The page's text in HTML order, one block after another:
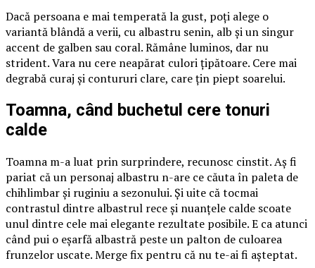
Dacă persoana e mai temperată la gust, poți alege o
variantă blândă a verii, cu albastru senin, alb și un singur
accent de galben sau coral. Rămâne luminos, dar nu
strident. Vara nu cere neapărat culori țipătoare. Cere mai
degrabă curaj și contururi clare, care țin piept soarelui.
Toamna, când buchetul cere tonuri
calde
Toamna m-a luat prin surprindere, recunosc cinstit. Aș fi
pariat că un personaj albastru n-are ce căuta în paleta de
chihlimbar și ruginiu a sezonului. Și uite că tocmai
contrastul dintre albastrul rece și nuanțele calde scoate
unul dintre cele mai elegante rezultate posibile. E ca atunci
când pui o eșarfă albastră peste un palton de culoarea
frunzelor uscate. Merge fix pentru că nu te-ai fi așteptat.